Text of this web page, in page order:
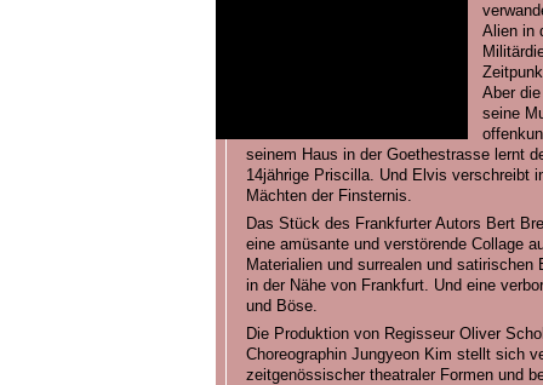
Alien in
Aber
seine
seinem Haus in der Goethestrasse lernt
14jährige Priscilla. Und Elvis verschreibt
Mächten der Finsternis.
Das Stück des Frankfurter Autors Bert
eine amüsante und verstörende Collage
Materialien und surrealen und
in der Nähe von Frankfurt. Und eine
und Böse.
Die Produktion von Regisseur Oliver
Choreographin Jungyeon Kim stellt sich
zeitgenössischer theatraler Formen und